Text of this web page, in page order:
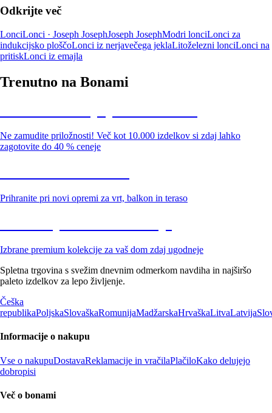
Odkrijte več
LonciLonci · Joseph JosephJoseph JosephModri lonciLonci za
indukcijsko ploščoLonci iz nerjavečega jeklaLitoželezni lonciLonci na
pritiskLonci iz emajla
Trenutno na Bonami
Ne zamudite priložnosti! Več kot 10.000 izdelkov si zdaj lahko
zagotovite do 40 % ceneje
Prihranite pri novi opremi za vrt, balkon in teraso
Izbrane premium kolekcije za vaš dom zdaj ugodneje
Spletna trgovina s svežim dnevnim odmerkom navdiha in najširšo
paleto izdelkov za lepo življenje.
Češka
republikaPoljskaSlovaškaRomunijaMadžarskaHrvaškaLitvaLatvija
Informacije o nakupu
Vse o nakupuDostavaReklamacije in vračilaPlačiloKako delujejo
dobropisi
Več o bonami